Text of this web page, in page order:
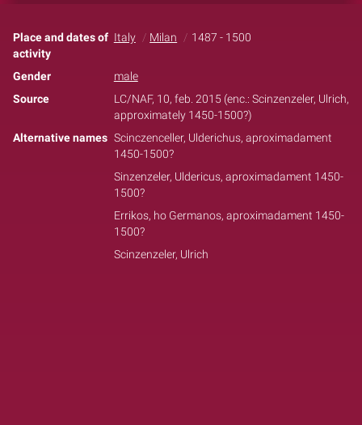
Place and dates of
activity
Italy Milan 1487 - 1500
Gender
male
Source
LC/NAF, 10, feb. 2015 (enc.: Scinzenzeler, Ulrich,
approximately 1450-1500?)
Alternative names Scinczenceller, Ulderichus, aproximadament
1450-1500?
Sinzenzeler, Uldericus, aproximadament 1450-
1500?
Errikos, ho Germanos, aproximadament 1450-
1500?
Scinzenzeler, Ulrich